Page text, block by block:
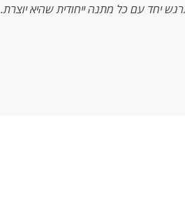
יחד עם כל מתנה ייחודית שהיא יוצרת.